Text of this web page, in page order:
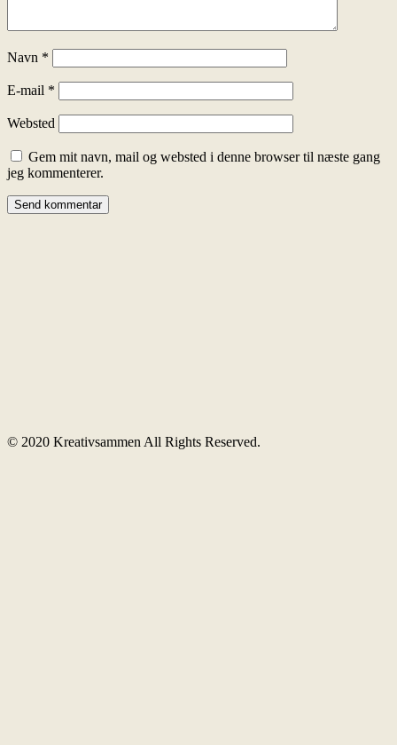
Navn *
E-mail *
Websted
Gem mit navn, mail og websted i denne browser til næste gang
jeg kommenterer.
© 2020 Kreativsammen All Rights Reserved.